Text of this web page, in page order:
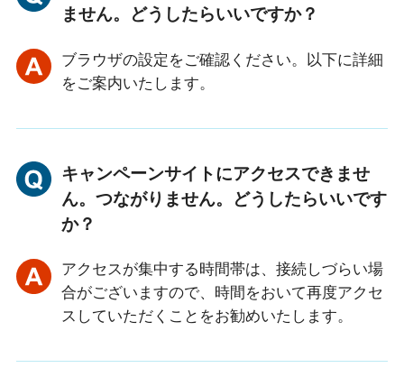
ません。どうしたらいいですか？
ブラウザの設定をご確認ください。以下に詳細
をご案内いたします。
キャンペーンサイトにアクセスできませ
ん。つながりません。どうしたらいいです
か？
アクセスが集中する時間帯は、接続しづらい場
合がございますので、時間をおいて再度アクセ
スしていただくことをお勧めいたします。